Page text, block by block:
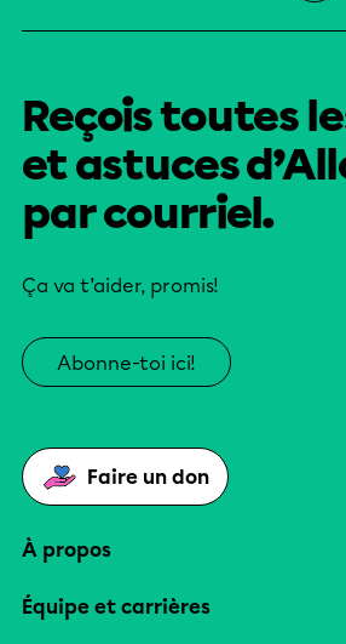
Reçois toutes
et astuces
par courriel.
Ça va t’aider, promis!
Abonne-toi ici!
Faire un don
À propos
Équipe et carrières